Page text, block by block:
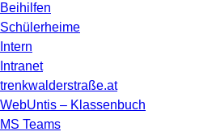
Beihilfen
Schülerheime
Intern
Intranet
trenkwalderstraße.at
WebUntis – Klassenbuch
MS Teams